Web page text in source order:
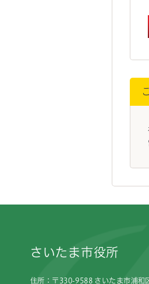
さいたま市役所
住所：〒330-9588 さいたま市浦和